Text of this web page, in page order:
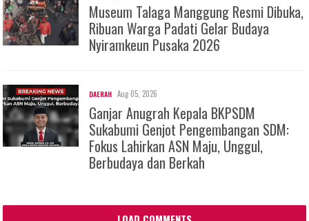
Museum Talaga Manggung Resmi Dibuka,
Ribuan Warga Padati Gelar Budaya
Nyiramkeun Pusaka 2026
DAERAH Aug 05, 2026
Ganjar Anugrah Kepala BKPSDM
Sukabumi Genjot Pengembangan SDM:
Fokus Lahirkan ASN Maju, Unggul,
Berbudaya dan Berkah